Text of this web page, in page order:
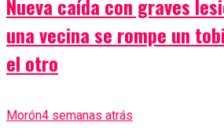
Nueva caída con graves
una vecina se rompe un
el otro
Morón4 semanas atrás